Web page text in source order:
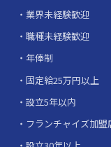
業界未経験歓迎
職種未経験歓迎
年俸制
固定給25万円以上
設立5年以内
フランチャイズ加盟